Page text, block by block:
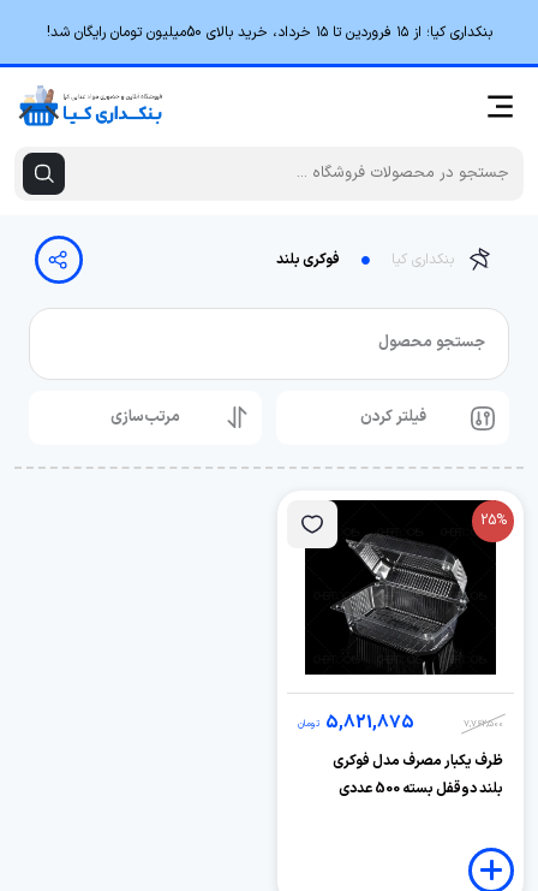
بنکداری کیا؛ از ۱۵ فروردین تا ۱۵ خرداد، خرید بالای 50میلیون تومان رایگان شد!
بنکداری کیا فوکری بلند
جستجو محصول
فیلتر کردن مرتب‌سازی
25%
7,762,500
5,821,875 تومان
ظرف یکبار مصرف مدل فوکری
بلند دوقفل بسته 500 عددی